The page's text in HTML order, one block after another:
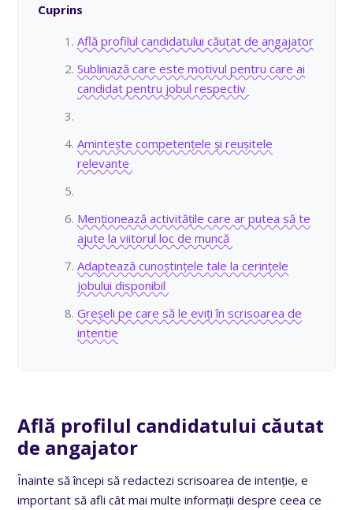
Cuprins
Află profilul candidatului căutat de angajator
Subliniază care este motivul pentru care ai
candidat pentru jobul respectiv
Amintește competențele și reușitele
relevante
Menționează activitățile care ar putea să te
ajute la viitorul loc de muncă
Adaptează cunoștințele tale la cerințele
jobului disponibil
Greșeli pe care să le eviți în scrisoarea de
intentie
Află profilul candidatului căutat
de angajator
Înainte să începi să redactezi scrisoarea de intenție, e
important să afli cât mai multe informații despre ceea ce